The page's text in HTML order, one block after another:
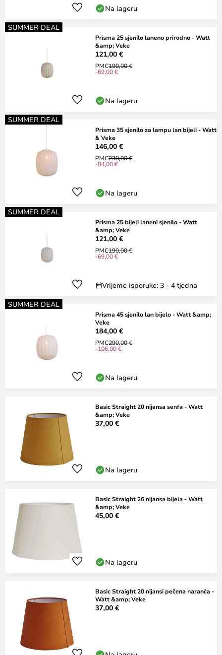
Na lageru
SUMMER DEAL
Prisma 25 sjenilo laneno prirodno - Watt
&amp; Veke
121,00 €
PMC190,00 €
-69,00 €
Na lageru
SUMMER DEAL
Prisma 35 sjenilo za lampu lan bijeli - Watt
& Veke
146,00 €
PMC230,00 €
-84,00 €
Na lageru
SUMMER DEAL
Prisma 25 bijeli laneni sjenilo - Watt
&amp; Veke
121,00 €
PMC190,00 €
-69,00 €
Vrijeme isporuke: 3 - 4 tjedna
SUMMER DEAL
Prisma 45 sjenilo lan bijelo - Watt &amp;
Veke
184,00 €
PMC290,00 €
-106,00 €
Na lageru
Basic Straight 20 nijansa senfa - Watt
&amp; Veke
37,00 €
Na lageru
Basic Straight 26 nijansa bijela - Watt
&amp; Veke
45,00 €
Na lageru
Basic Straight 20 nijansi pečena naranča -
Watt &amp; Veke
37,00 €